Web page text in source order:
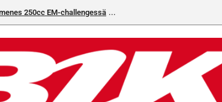
250cc EM-challengessä